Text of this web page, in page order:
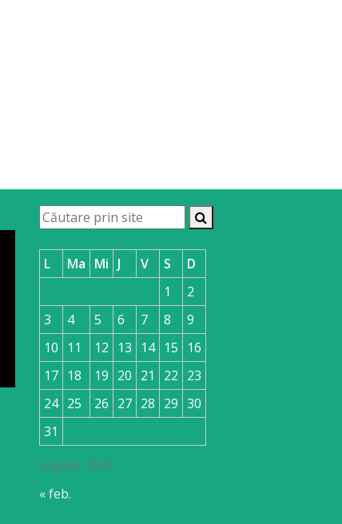
august 2026
L Ma Mi J V S
D
1
2
3
4 5 6 7 8
9
10
11 12 13 14 15
16
17 18 19 20 21 22 23
24 25 26 27 28 29 30
31
« feb.